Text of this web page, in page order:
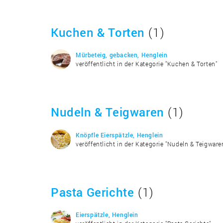
Kuchen & Torten (1)
Mürbeteig, gebacken, Henglein
veröffentlicht in der Kategorie "Kuchen & Torten"
Nudeln & Teigwaren (1)
Knöpfle Eierspätzle, Henglein
veröffentlicht in der Kategorie "Nudeln &
Pasta Gerichte (1)
Eierspätzle, Henglein